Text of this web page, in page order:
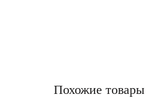
Похожие товары